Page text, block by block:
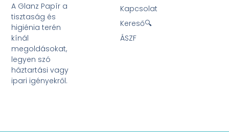
A Glanz Papír a
tisztaság és
higiénia terén
kínál
megoldásokat,
legyen szó
háztartási vagy
ipari igényekről.
Kapcsolat
Kereső🔍
ÁSZF